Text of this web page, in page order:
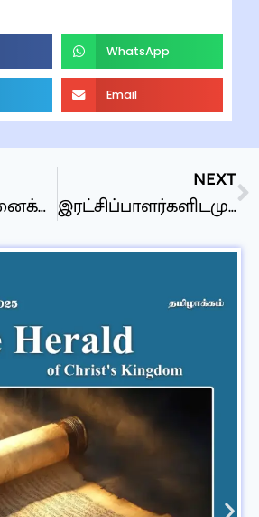
WhatsApp
Email
இயேசுவை நினைக்க ஒரு காலம்
NEXT
இரட்சிப்பாளர்களிடமுருந்து பாடங்கள்